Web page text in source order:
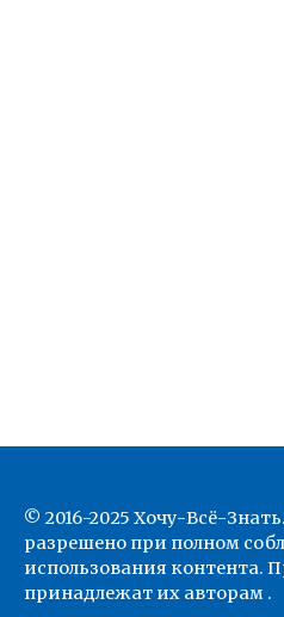
© 2016-2025 Хочу-Всё-
разрешено при полном
использования контента.
принадлежат их авторам .